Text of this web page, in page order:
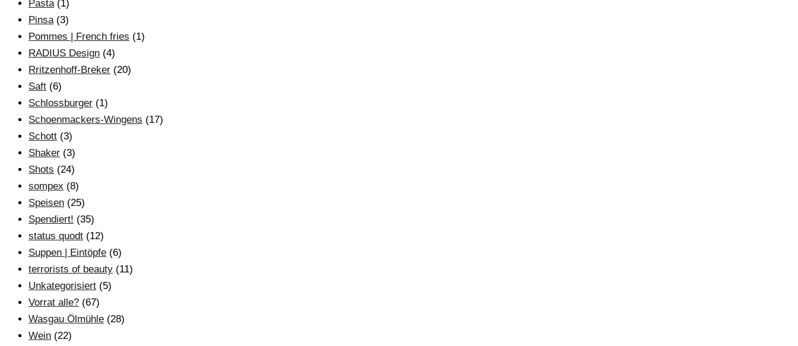
Pasta (1)
Pinsa (3)
Pommes | French fries (1)
RADIUS Design (4)
Rritzenhoff-Breker (20)
Saft (6)
Schlossburger (1)
Schoenmackers-Wingens (17)
Schott (3)
Shaker (3)
Shots (24)
sompex (8)
Speisen (25)
Spendiert! (35)
status quodt (12)
Suppen | Eintöpfe (6)
terrorists of beauty (11)
Unkategorisiert (5)
Vorrat alle? (67)
Wasgau Ölmühle (28)
Wein (22)